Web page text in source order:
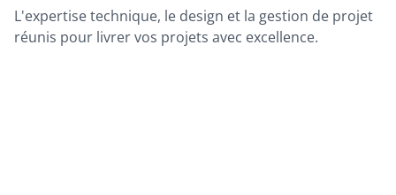
L'expertise technique, le design et la gestion de projet
réunis pour livrer vos projets avec excellence.